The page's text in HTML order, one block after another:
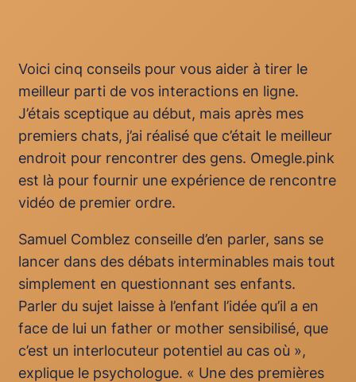
Voici cinq conseils pour vous aider à tirer le
meilleur parti de vos interactions en ligne.
J’étais sceptique au début, mais après mes
premiers chats, j’ai réalisé que c’était le meilleur
endroit pour rencontrer des gens. Omegle.pink
est là pour fournir une expérience de rencontre
vidéo de premier ordre.
Samuel Comblez conseille d’en parler, sans se
lancer dans des débats interminables mais tout
simplement en questionnant ses enfants.
Parler du sujet laisse à l’enfant l’idée qu’il a en
face de lui un father or mother sensibilisé, que
c’est un interlocuteur potentiel au cas où »,
explique le psychologue. « Une des premières